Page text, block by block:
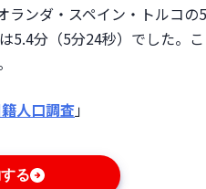
ランダ・スペイン・トルコの
5.4分（5分24秒）でした。
人口調査」
る